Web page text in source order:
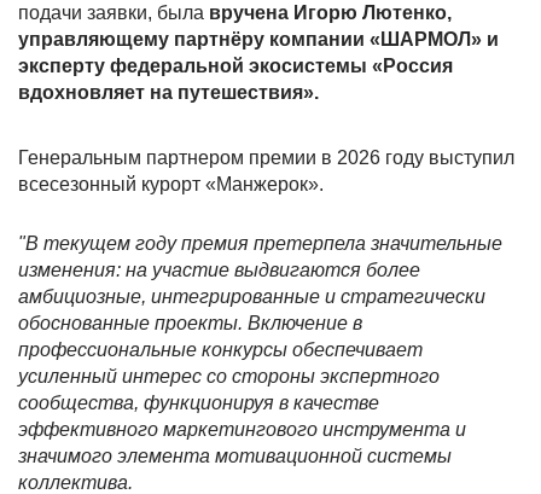
подачи заявки, была вручена Игорю Лютенко,
управляющему партнёру компании «ШАРМОЛ» и
эксперту федеральной экосистемы «Россия
вдохновляет на путешествия».
Генеральным партнером премии в 2026 году выступил
всесезонный курорт «Манжерок».
"В текущем году премия претерпела значительные
изменения: на участие выдвигаются более
амбициозные, интегрированные и стратегически
обоснованные проекты. Включение в
профессиональные конкурсы обеспечивает
усиленный интерес со стороны экспертного
сообщества, функционируя в качестве
эффективного маркетингового инструмента и
значимого элемента мотивационной системы
коллектива.